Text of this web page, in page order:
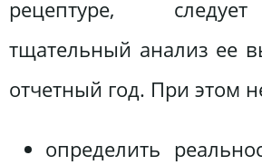
рецептуре,
тщательный анализ ее
отчетный год. При этом
определить